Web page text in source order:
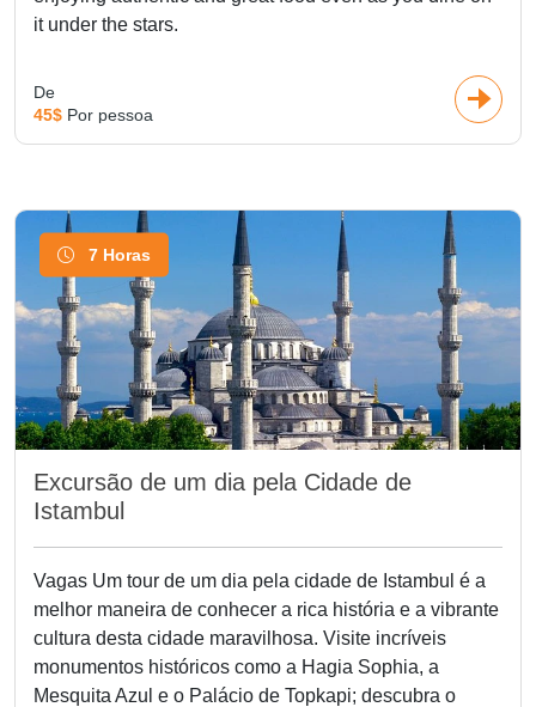
it under the stars.
De
45$ Por pessoa
7 Horas
Excursão de um dia pela Cidade de
Istambul
Vagas Um tour de um dia pela cidade de Istambul é a
melhor maneira de conhecer a rica história e a vibrante
cultura desta cidade maravilhosa. Visite incríveis
monumentos históricos como a Hagia Sophia, a
Mesquita Azul e o Palácio de Topkapi; descubra o